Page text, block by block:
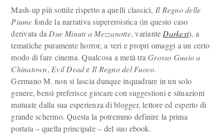
Mash-up più sottile rispetto a quelli classici, Il Regno delle
Piume fonde la narrativa supereroistica (in questo caso
derivata da Due Minuti a Mezzanotte, variante Darkest), a
tematiche puramente horror, a veri e propri omaggi a un certo
modo di fare cinema. Qualcosa a metà tra Grosso Guaio a
Chinatown, Evil Deade Il Regno del Fuoco.
Germano M. non si lascia dunque inquadrare in un solo
genere, bensì preferisce giocare con suggestioni e situazioni
mutuate dalla sua esperienza di blogger, lettore ed esperto di
grande schermo. Questa la potremmo definire la prima
portata – quella principale – del suo ebook.